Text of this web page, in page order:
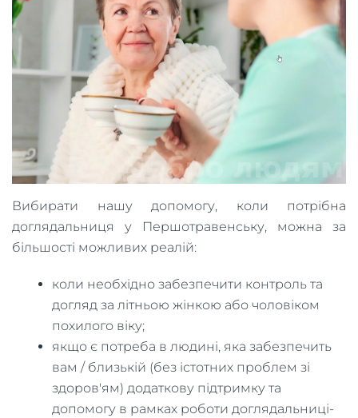
Вибирати нашу допомогу, коли потрібна
доглядальниця у Першотравенську, можна за
більшості можливих реалій:
коли необхідно забезпечити контроль та
догляд за літньою жінкою або чоловіком
похилого віку;
якщо є потреба в людині, яка забезпечить
вам / близькій (без істотних проблем зі
здоров'ям) додаткову підтримку та
допомогу в рамках роботи доглядальниці-